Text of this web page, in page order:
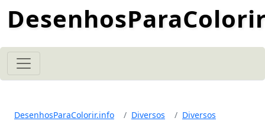
DesenhosParaColorir.info Diversos
Diversos